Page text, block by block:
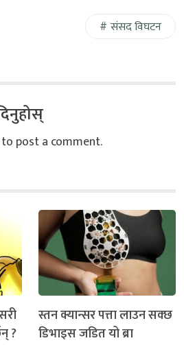
संसद विघटन
to post a comment.
?
स्तन क्यान्सर पत्ता लाउन सक्छ
डिभाइस जडित यो ब्रा